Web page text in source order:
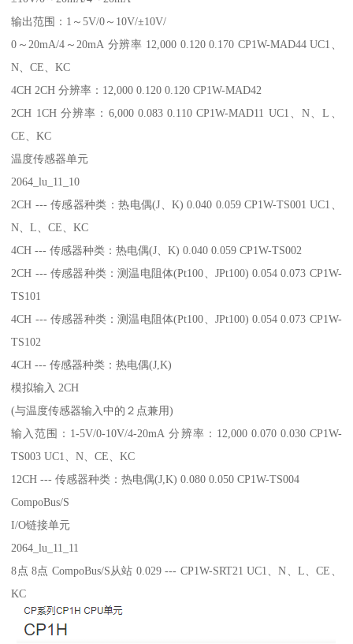
输出范围：1～5V/0～10V/±10V/
0～20mA/4～20mA 分辨率 12,000 0.120 0.170 CP1W-MAD44 UC1、
N、CE、KC
4CH 2CH 分辨率：12,000 0.120 0.120 CP1W-MAD42
2CH 1CH 分辨率：6,000 0.083 0.110 CP1W-MAD11 UC1、N、L、
CE、KC
温度传感器单元
2064_lu_11_10
2CH --- 传感器种类：热电偶(J、K) 0.040 0.059 CP1W-TS001 UC1、
N、L、CE、KC
4CH --- 传感器种类：热电偶(J、K) 0.040 0.059 CP1W-TS002
2CH --- 传感器种类：测温电阻体(Pt100、JPt100) 0.054 0.073 CP1W-
TS101
4CH --- 传感器种类：测温电阻体(Pt100、JPt100) 0.054 0.073 CP1W-
TS102
4CH --- 传感器种类：热电偶(J,K)
模拟输入 2CH
(与温度传感器输入中的２点兼用)
输入范围：1-5V/0-10V/4-20mA 分辨率：12,000 0.070 0.030 CP1W-
TS003 UC1、N、CE、KC
12CH --- 传感器种类：热电偶(J,K) 0.080 0.050 CP1W-TS004
CompoBus/S
I/O链接单元
2064_lu_11_11
8点 8点 CompoBus/S从站 0.029 --- CP1W-SRT21 UC1、N、L、CE、
KC